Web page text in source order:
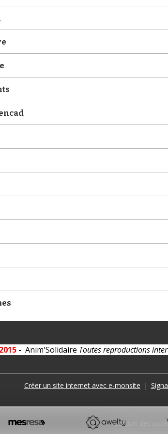
2015 - Anim'Solidaire Toutes reproductions
Créer un site internet avec e-monsite
Gestion des